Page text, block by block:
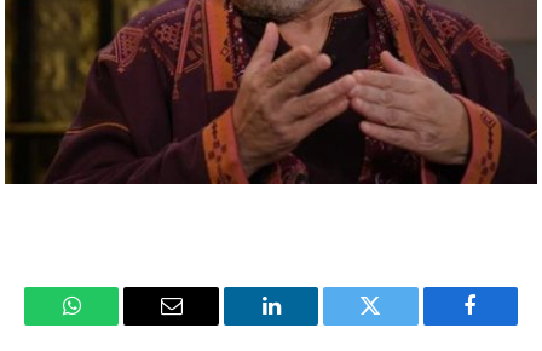
فيسبوك تويتر لينكدإن
البريد
واتساب